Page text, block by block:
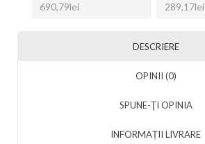
690,79lei
289,17lei
DESCRIERE
OPINII (0)
SPUNE-ŢI OPINIA
INFORMAȚII LIVRARE